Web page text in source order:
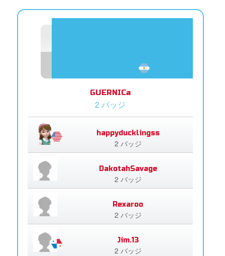
GUERNICa
2 バッジ
happyducklingss
2 バッジ
DakotahSavage
2 バッジ
Rexaroo
2 バッジ
Jim.13
2 バッジ